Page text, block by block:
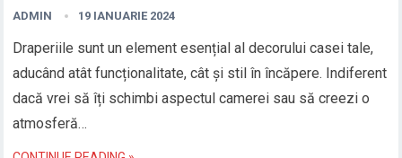
ADMIN 19 IANUARIE 2024
Draperiile sunt un element esențial al decorului casei tale,
aducând atât funcționalitate, cât și stil în încăpere. Indiferent
dacă vrei să îți schimbi aspectul camerei sau să creezi o
atmosferă…